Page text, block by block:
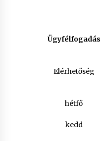
Ügyfélfogadás
Elérhetőség
hétfő
kedd